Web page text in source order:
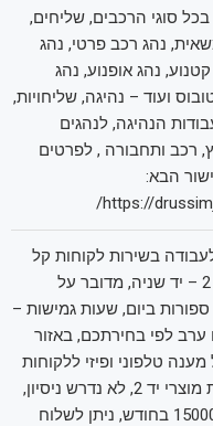
סוגי הרכבים, שליחים,
נהג רכב פרטי, נהג
נהג אופנוע, נהג
ועוד – נהיגה, שליחויות,
הנהיגה, לנהגים
רכב ותחבורה , לפרטים
הבא:
https://
בשירות לקוחות קל
ונוח, בתחום היד 2 – יד שניה, מדובר על
ביום, שעות גמישות –
ערב לפי בחירתכם, באזור
טלפוני ופיזי ללקוחות
המעוניינים לקחת מוצרי יד 2, לא נדרש ניסיון,
שכר בין 15000-25000 בחודש, ניתן לשלוח